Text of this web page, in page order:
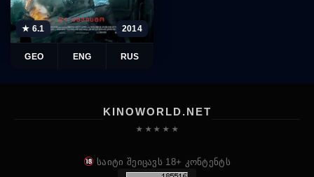
★ 6.1 2014
GEO ENG RUS
KINOWORLD.NET
★ ★ ★ ★ ★
საიტი შეიცავს 18+ კონტენტს